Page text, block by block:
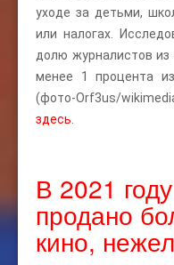
уходе за детьми,
или налогах.
долю журналистов из
менее 1 процента
(фото-Orf3us/
здесь.
В 2021
продано
кино,